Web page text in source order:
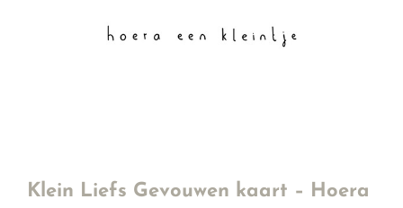
Klein Liefs Gevouwen kaart – Hoera